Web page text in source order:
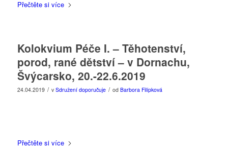
Přečtěte si více
Kolokvium Péče I. – Těhotenství,
porod, rané dětství – v Dornachu,
Švýcarsko, 20.-22.6.2019
24.04.2019 / v Sdružení doporučuje / od Barbora Filípková
Přečtěte si více